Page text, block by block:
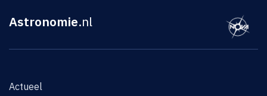
Astronomie.nl
Actueel